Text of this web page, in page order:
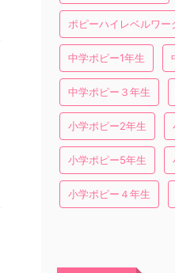
ポピーハイレベルワー
中学ポピー1年生
中学ポピー３年生
小学ポピー2年生
小学ポピー5年生
小学ポピー４年生